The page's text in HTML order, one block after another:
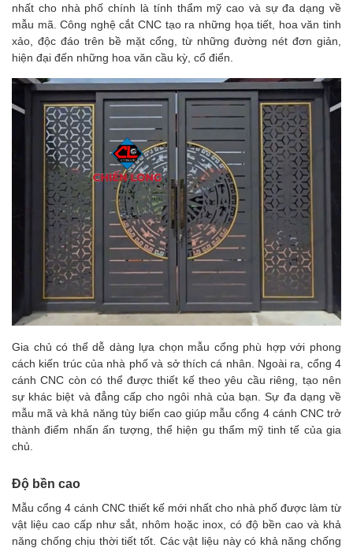
nhất cho nhà phố chính là tính thẩm mỹ cao và sự đa dạng về
mẫu mã. Công nghệ cắt CNC tạo ra những họa tiết, hoa văn tinh
xảo, độc đáo trên bề mặt cổng, từ những đường nét đơn giản,
hiện đại đến những hoa văn cầu kỳ, cổ điển.
Gia chủ có thể dễ dàng lựa chọn mẫu cổng phù hợp với phong
cách kiến trúc của nhà phố và sở thích cá nhân. Ngoài ra, cổng 4
cánh CNC còn có thể được thiết kế theo yêu cầu riêng, tạo nên
sự khác biệt và đẳng cấp cho ngôi nhà của bạn. Sự đa dạng về
mẫu mã và khả năng tùy biến cao giúp mẫu cổng 4 cánh CNC trở
thành điểm nhấn ấn tượng, thể hiện gu thẩm mỹ tinh tế của gia
chủ.
Độ bền cao
Mẫu cổng 4 cánh CNC thiết kế mới nhất cho nhà phố được làm từ
vật liệu cao cấp như sắt, nhôm hoặc inox, có độ bền cao và khả
năng chống chịu thời tiết tốt. Các vật liệu này có khả năng chống